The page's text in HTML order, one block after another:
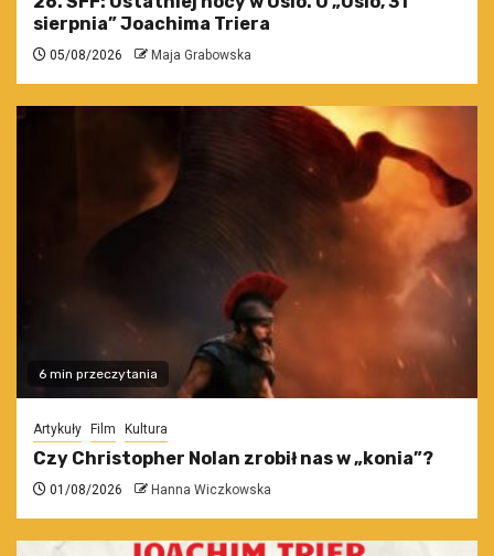
sierpnia” Joachima Triera
05/08/2026 Maja Grabowska
6 min przeczytania
Artykuły Film Kultura
Czy Christopher Nolan zrobił nas w „konia”?
01/08/2026 Hanna Wiczkowska